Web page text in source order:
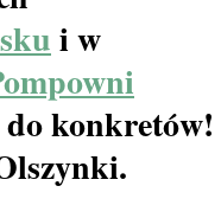
i w
konkretów!